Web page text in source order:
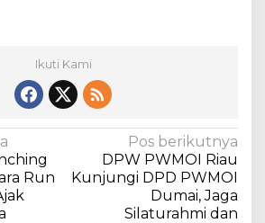
Ikuti Kami
Run
Pos berikutnya
DPW PWMOI Riau
Kunjungi DPD PWMOI
Dumai, Jaga
Silaturahmi dan